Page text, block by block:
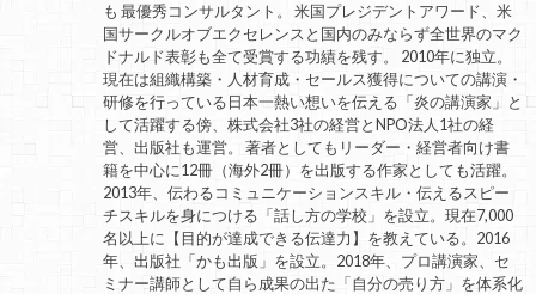
も 最優秀コンサルタント。 米国プレジデントアワード、米
国サークルオブエクセレンスと国内のみならず全世界のマク
ドナルド表彰も全て受賞する功績を残す。 2010年に独立。
現在は組織構築・人材育成・セールス獲得についての講演・
研修を行っている日本一熱い想いを伝える「炎の講演家」と
して活躍する傍、株式会社3社の経営とNPO法人1社の経
営、出版社も運営。 著者としてもリーダー・経営者向け書
籍を中心に12冊（海外2冊）を出版する作家としても活躍。
2013年、伝わるコミュニケーションスキル・伝えるスピー
チスキルを身につける「話し方の学校」を設立。現在7,000
名以上に【目的が達成できる伝達力】を教えている。2016
年、出版社「かも出版」を設立。2018年、プロ講演家、セ
ミナー講師として自ら成果の出た「自分の売り方」を体系化